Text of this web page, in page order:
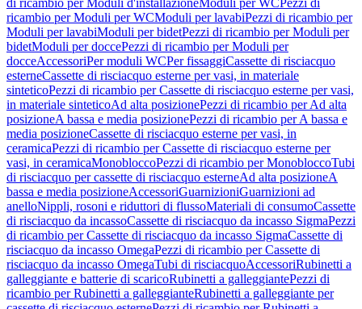
di ricambio per Moduli d'installazioneModuli per WCPezzi di
ricambio per Moduli per WCModuli per lavabiPezzi di ricambio per
Moduli per lavabiModuli per bidetPezzi di ricambio per Moduli per
bidetModuli per doccePezzi di ricambio per Moduli per
docceAccessoriPer moduli WCPer fissaggiCassette di risciacquo
esterneCassette di risciacquo esterne per vasi, in materiale
sinteticoPezzi di ricambio per Cassette di risciacquo esterne per vasi,
in materiale sinteticoAd alta posizionePezzi di ricambio per Ad alta
posizioneA bassa e media posizionePezzi di ricambio per A bassa e
media posizioneCassette di risciacquo esterne per vasi, in
ceramicaPezzi di ricambio per Cassette di risciacquo esterne per
vasi, in ceramicaMonobloccoPezzi di ricambio per MonobloccoTubi
di risciacquo per cassette di risciacquo esterneAd alta posizioneA
bassa e media posizioneAccessoriGuarnizioniGuarnizioni ad
anelloNippli, rosoni e riduttori di flussoMateriali di consumoCassette
di risciacquo da incassoCassette di risciacquo da incasso SigmaPezzi
di ricambio per Cassette di risciacquo da incasso SigmaCassette di
risciacquo da incasso OmegaPezzi di ricambio per Cassette di
risciacquo da incasso OmegaTubi di risciacquoAccessoriRubinetti a
galleggiante e batterie di scaricoRubinetti a galleggiantePezzi di
ricambio per Rubinetti a galleggianteRubinetti a galleggiante per